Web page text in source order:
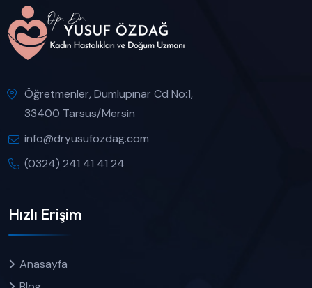
Öğretmenler, Dumlupınar Cd No:1,
33400 Tarsus/Mersin
info@dryusufozdag.com
(0324) 241 41 41 24
Hızlı Erişim
Anasayfa